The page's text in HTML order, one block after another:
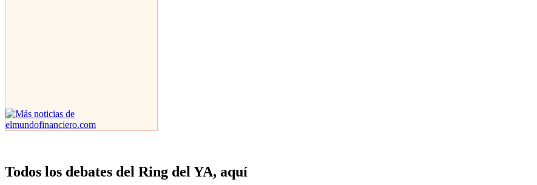
Todos los debates del Ring del YA, aquí